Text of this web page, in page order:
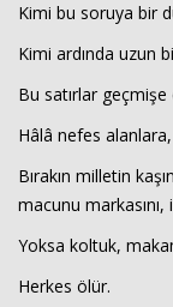
Kimi bu soruya bir
Kimi ardında uzun
Bu satırlar geçmişe
Hâlâ nefes
Bırakın milletin
macunu markasını,
Yoksa koltuk,
Herkes ölür.